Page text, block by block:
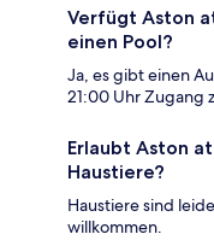
Verfügt Aston
einen Pool?
Ja, es gibt einen
21:00 Uhr Zugang
Erlaubt Aston
Haustiere?
Haustiere sind
willkommen.